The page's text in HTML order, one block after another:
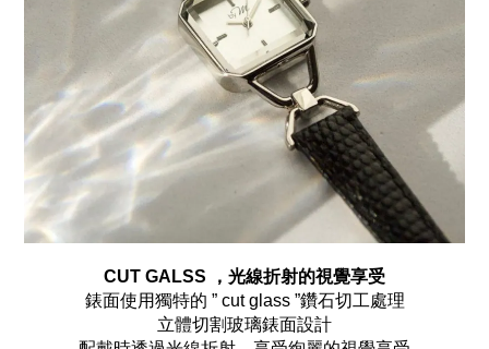
CUT GALSS ，光線折射的視覺享受
錶面使用獨特的 ” cut glass ”鑽石切工處理
立體切割玻璃錶面設計